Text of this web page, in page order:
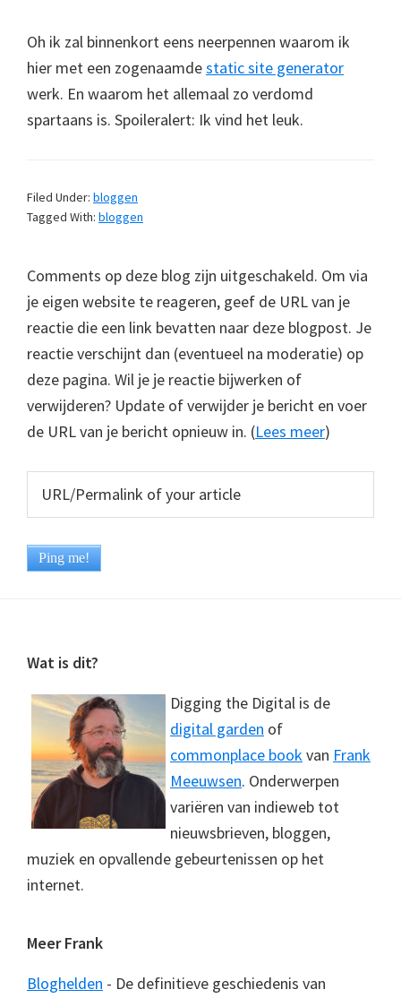
Oh ik zal binnenkort eens neerpennen waarom ik
hier met een zogenaamdestatic site generator
werk. En waarom het allemaal zo verdomd
spartaans is. Spoileralert: Ik vind het leuk.
Filed Under: bloggen
Tagged With: bloggen
Comments op deze blog zijn uitgeschakeld. Om via
je eigen website te reageren, geef de URL van je
reactie die een link bevatten naar deze blogpost. Je
reactie verschijnt dan (eventueel na moderatie) op
deze pagina. Wil je je reactie bijwerken of
verwijderen? Update of verwijder je bericht en voer
de URL van je bericht opnieuw in. (Lees meer)
Footer
Wat is dit?
Digging the Digital is de
digital garden of
commonplace bookvan Frank
Meeuwsen. Onderwerpen
variëren van indieweb tot
nieuwsbrieven, bloggen,
muziek en opvallende gebeurtenissen op het
internet.
Meer Frank
Bloghelden - De definitieve geschiedenis van